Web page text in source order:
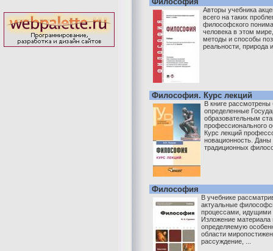
Авторы учебника
всего на таких
философского
человека в этом
методы и способы
реальности, природа
Философия. Курс лекций
В книге
определенные
образовательным
профессионального
Курс лекций
новационность. Даны
традиционных
Философия
В учебнике
актуальные
процессами,
Изложение
определяемую
области
рассуждение, ...